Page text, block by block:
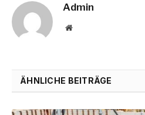
Admin
Website
ÄHNLICHE BEITRÄGE